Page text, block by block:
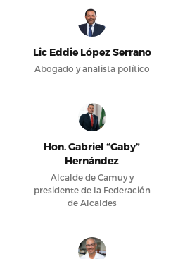
Lic Eddie López Serrano
Abogado y analista político
Hon. Gabriel “Gaby”
Hernández
Alcalde de Camuy y
presidente de la Federación
de Alcaldes